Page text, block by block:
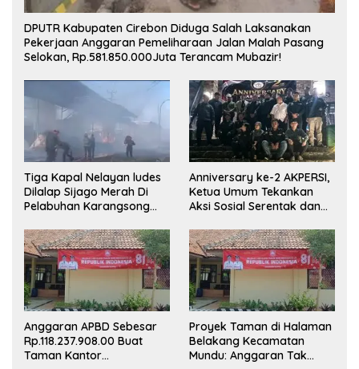
DPUTR Kabupaten Cirebon Diduga Salah Laksanakan
Pekerjaan Anggaran Pemeliharaan Jalan Malah Pasang
Selokan, Rp.581.850.000Juta Terancam Mubazir!
Tiga Kapal Nelayan ludes
Dilalap Sijago Merah Di
Pelabuhan Karangsong
Anniversary ke-2 AKPERSI,
Ketua Umum Tekankan
Aksi Sosial Serentak dan
Konstituen ke Dewan Pers
Anggaran APBD Sebesar
Rp.118.237.908.00 Buat
Taman Kantor
Proyek Taman di Halaman
Belakang Kecamatan
Mundu: Anggaran Tak